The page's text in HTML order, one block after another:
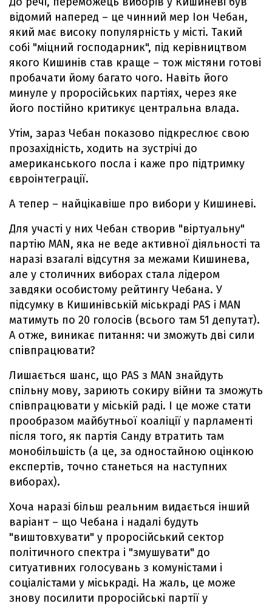
відомий наперед – це чинний мер Іон Чебан,
який має високу популярність у місті. Такий
собі "міцний господарник", під керівництвом
якого Кишинів став краще – тож містяни готові
пробачати йому багато чого. Навіть його
минуле у проросійських партіях, через яке
його постійно критикує центральна влада.
Утім, зараз Чебан показово підкреслює свою
прозахідність, ходить на зустрічі до
американського посла і каже про підтримку
євроінтеграції.
А тепер – найцікавіше про вибори у Кишиневі.
Для участі у них Чебан створив "віртуальну"
партію MAN, яка не веде активної діяльності та
наразі взагалі відсутня за межами Кишинева,
але у столичних виборах стала лідером
завдяки особистому рейтингу Чебана. У
підсумку в Кишинівській міськраді PAS і MAN
матимуть по 20 голосів (всього там 51 депутат).
А отже, виникає питання: чи зможуть дві сили
співпрацювати?
Лишається шанс, що PAS з MAN знайдуть
спільну мову, зариють сокиру війни та зможуть
співпрацювати у міській раді. І це може стати
прообразом майбутньої коаліції у парламенті
після того, як партія Санду втратить там
монобільшість (а це, за одностайною оцінкою
експертів, точно станеться на наступних
виборах).
Хоча наразі більш реальним видається інший
варіант – що Чебана і надалі будуть
"виштовхувати" у проросійський сектор
політичного спектра і "змушувати" до
ситуативних голосувань з комуністами і
соціалістами у міськраді. На жаль, це може
знову посилити проросійські партії у